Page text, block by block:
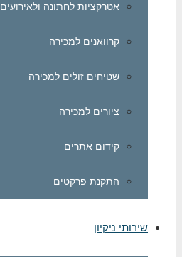
אטרקציות לחתונה ולאירועים
קרוואנים למכירה
שטיחים זולים למכירה
ציורים למכירה
קידום אתרים
התקנת פרקטים
שירותי ניקיון